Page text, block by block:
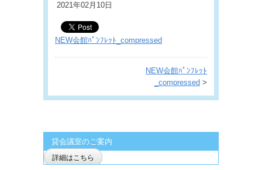
2021年02月10日
NEW会館ﾊﾟﾝﾌﾚｯﾄ_compressed
NEW会館ﾊﾟﾝﾌﾚｯﾄ
_compressed >
貸会議室のご案内
詳細はこちら